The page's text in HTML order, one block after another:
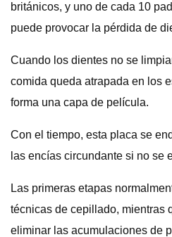
británicos, y uno de cada 10
puede provocar la pérdida de
Cuando los dientes no se
comida queda atrapada en los
forma una capa de película.
Con el tiempo, esta placa se
las encías circundante si no se
Las primeras etapas
técnicas de cepillado, mientras
eliminar las acumulaciones de